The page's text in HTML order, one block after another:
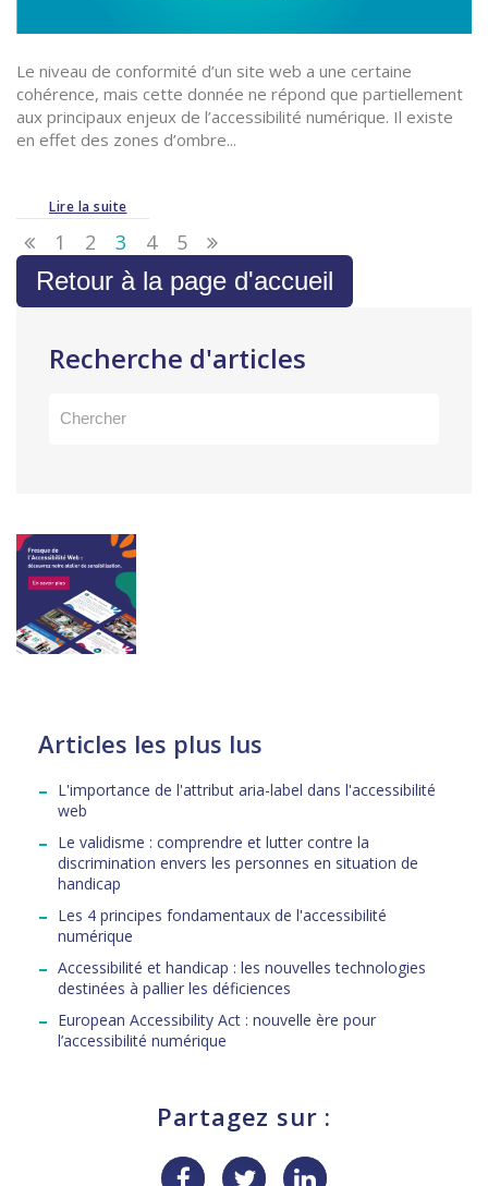
Le niveau de conformité d’un site web a une certaine
cohérence, mais cette donnée ne répond que partiellement
aux principaux enjeux de l’accessibilité numérique. Il existe
en effet des zones d’ombre...
Lire la suite
1 2 3 4 5
Retour à la page d'accueil
Recherche d'articles
Articles les plus lus
L'importance de l'attribut aria-label dans l'accessibilité
web
Le validisme : comprendre et lutter contre la
discrimination envers les personnes en situation de
handicap
Les 4 principes fondamentaux de l'accessibilité
numérique
Accessibilité et handicap : les nouvelles technologies
destinées à pallier les déficiences
European Accessibility Act : nouvelle ère pour
l’accessibilité numérique
Partagez sur :